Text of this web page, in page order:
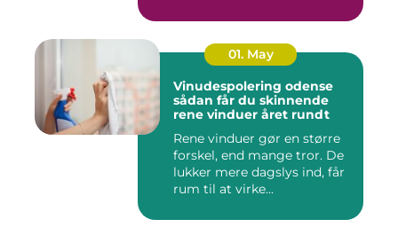
01. May
Vinudespolering odense
sådan får du skinnende
rene vinduer året rundt
Rene vinduer gør en større
forskel, end mange tror. De
lukker mere dagslys ind, får
rum til at virke...